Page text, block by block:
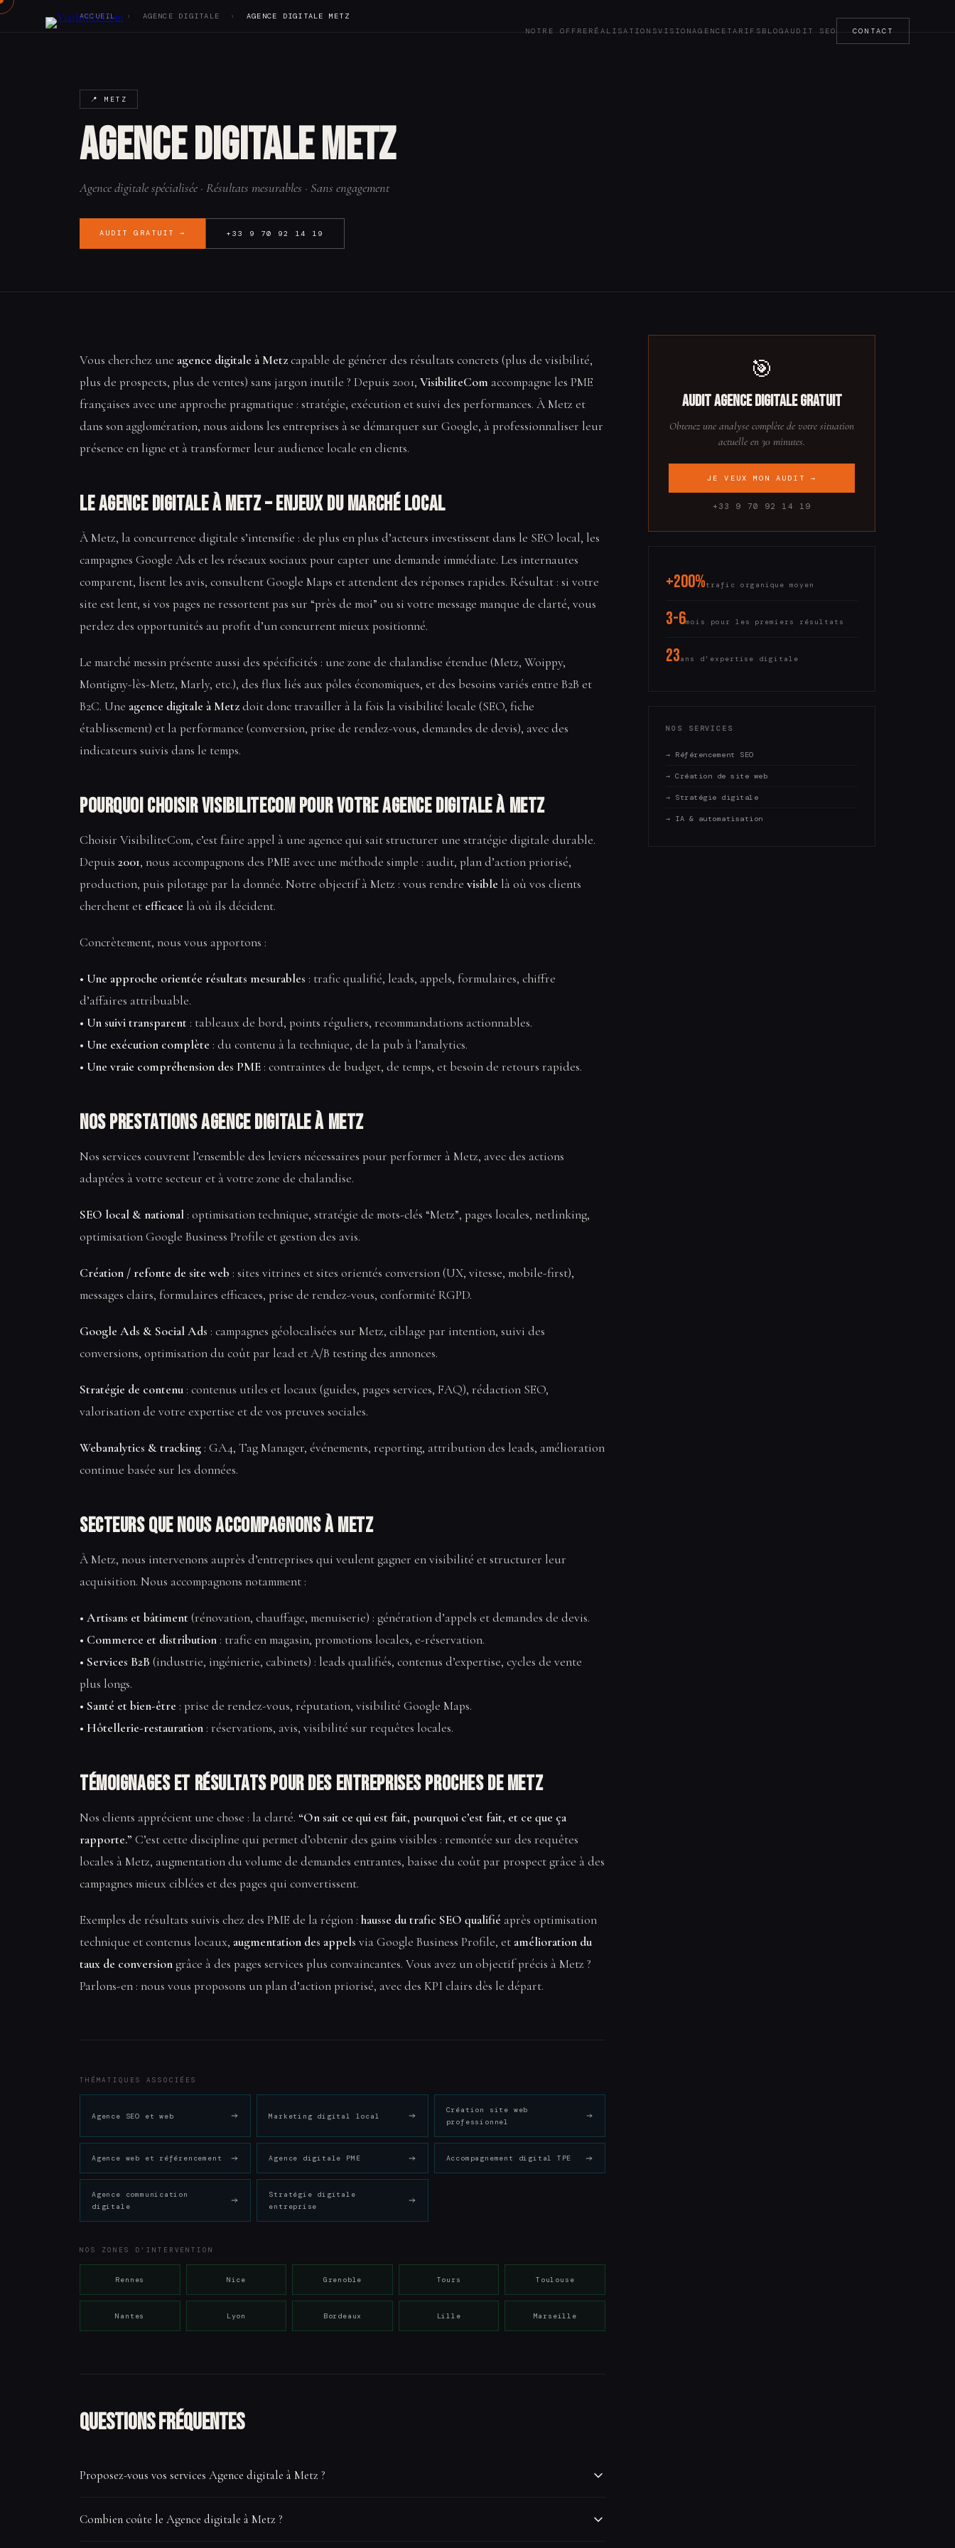
NOTRE OFFRE RÉALISATIONSVISIONAGENCE TARIFS BLOGAUDIT SEO CONTACT
ACCUEIL › AGENCE DIGITALE › AGENCE DIGITALE METZ
📍 METZ
Agence digitale Metz
Agence digitale spécialisée · Résultats mesurables · Sans engagement
AUDIT GRATUIT → +33 9 70 92 14 19
Vous cherchez une agence digitale à Metzcapable de générer des résultats concrets (plus de visibilité,
plus de prospects, plus de ventes) sans jargon inutile ? Depuis 2001, VisibiliteCom accompagne les PME
françaises avec une approche pragmatique : stratégie, exécution et suivi des performances. À Metz et
dans son agglomération, nous aidons les entreprises à se démarquer sur Google, à professionnaliser leur
présence en ligne et à transformer leur audience locale en clients.
Le Agence digitale à Metz – enjeux du marché local
À Metz, la concurrence digitale s’intensifie : de plus en plus d’acteurs investissent dans le SEO local, les
campagnes Google Ads et les réseaux sociaux pour capter une demande immédiate. Les internautes
comparent, lisent les avis, consultent Google Maps et attendent des réponses rapides. Résultat : si votre
site est lent, si vos pages ne ressortent pas sur “près de moi” ou si votre message manque de clarté, vous
perdez des opportunités au profit d’un concurrent mieux positionné.
Le marché messin présente aussi des spécificités : une zone de chalandise étendue (Metz, Woippy,
Montigny-lès-Metz, Marly, etc.), des flux liés aux pôles économiques, et des besoins variés entre B2B et
B2C. Une agence digitale à Metzdoit donc travailler à la fois la visibilité locale (SEO, fiche
établissement) et la performance (conversion, prise de rendez-vous, demandes de devis), avec des
indicateurs suivis dans le temps.
Pourquoi choisir VisibiliteCom pour votre Agence digitale à Metz
Choisir VisibiliteCom, c’est faire appel à une agence qui sait structurer une stratégie digitale durable.
Depuis 2001, nous accompagnons des PME avec une méthode simple : audit, plan d’action priorisé,
production, puis pilotage par la donnée. Notre objectif à Metz : vous rendre visible là où vos clients
cherchent et efficace là où ils décident.
Concrètement, nous vous apportons :
• Une approche orientée résultats mesurables : trafic qualifié, leads, appels, formulaires, chiffre
d’affaires attribuable.
• Un suivi transparent : tableaux de bord, points réguliers, recommandations actionnables.
• Une exécution complète : du contenu à la technique, de la pub à l’analytics.
• Une vraie compréhension des PME : contraintes de budget, de temps, et besoin de retours rapides.
Nos prestations Agence digitale à Metz
Nos services couvrent l’ensemble des leviers nécessaires pour performer à Metz, avec des actions
adaptées à votre secteur et à votre zone de chalandise.
SEO local & national : optimisation technique, stratégie de mots-clés “Metz”, pages locales, netlinking,
optimisation Google Business Profile et gestion des avis.
Création / refonte de site web : sites vitrines et sites orientés conversion (UX, vitesse, mobile-first),
messages clairs, formulaires efficaces, prise de rendez-vous, conformité RGPD.
Google Ads & Social Ads : campagnes géolocalisées sur Metz, ciblage par intention, suivi des
conversions, optimisation du coût par lead et A/B testing des annonces.
Stratégie de contenu : contenus utiles et locaux (guides, pages services, FAQ), rédaction SEO,
valorisation de votre expertise et de vos preuves sociales.
Webanalytics & tracking : GA4, Tag Manager, événements, reporting, attribution des leads, amélioration
continue basée sur les données.
Secteurs que nous accompagnons à Metz
À Metz, nous intervenons auprès d’entreprises qui veulent gagner en visibilité et structurer leur
acquisition. Nous accompagnons notamment :
• Artisans et bâtiment (rénovation, chauffage, menuiserie) : génération d’appels et demandes de devis.
• Commerce et distribution : trafic en magasin, promotions locales, e-réservation.
• Services B2B (industrie, ingénierie, cabinets) : leads qualifiés, contenus d’expertise, cycles de vente
plus longs.
• Santé et bien-être : prise de rendez-vous, réputation, visibilité Google Maps.
• Hôtellerie-restauration : réservations, avis, visibilité sur requêtes locales.
Témoignages et résultats pour des entreprises proches de Metz
Nos clients apprécient une chose : la clarté. “On sait ce qui est fait, pourquoi c’est fait, et ce que ça
rapporte.” C’est cette discipline qui permet d’obtenir des gains visibles : remontée sur des requêtes
locales à Metz, augmentation du volume de demandes entrantes, baisse du coût par prospect grâce à des
campagnes mieux ciblées et des pages qui convertissent.
Exemples de résultats suivis chez des PME de la région : hausse du trafic SEO qualifié après optimisation
technique et contenus locaux, augmentation des appels via Google Business Profile, etamélioration du
taux de conversiongrâce à des pages services plus convaincantes. Vous avez un objectif précis à Metz ?
Parlons-en : nous vous proposons un plan d’action priorisé, avec des KPI clairs dès le départ.
THÉMATIQUES ASSOCIÉES
Agence SEO et web Marketing digital local
Création site web
professionnel
Agence web et référencement Agence digitale PME Accompagnement digital TPE
Agence communication
digitale
Stratégie digitale
entreprise
NOS ZONES D'INTERVENTION
Rennes Nice Grenoble Tours Toulouse
Nantes Lyon Bordeaux Lille Marseille
Questions fréquentes
Proposez-vous vos services Agence digitale à Metz ?
du marché local pour des résultats optimaux sur vos mots-clés cibles.
Combien coûte le Agence digitale à Metz ?
🎯
Audit Agence digitale gratuit
Obtenez une analyse complète de votre situation
actuelle en 30 minutes.
JE VEUX MON AUDIT →
+33 9 70 92 14 19
+200%trafic organique moyen
3-6mois pour les premiers résultats
23ans d'expertise digitale
NOS SERVICES
→ Référencement SEO
→ Création de site web
→ Stratégie digitale
→ IA & automatisation